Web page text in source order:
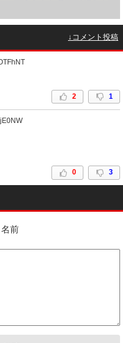
↓コメント投稿
2 1
0 3
名前